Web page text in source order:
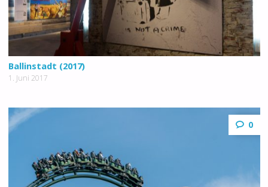
Ballinstadt (2017)
1. Juni 2017
0